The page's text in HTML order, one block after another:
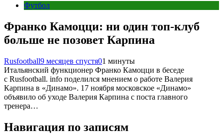
Футбол
Франко Камоцци: ни один топ-клуб
больше не позовет Карпина
Rusfootball9 месяцев спустя01 минуты
Итальянский функционер Франко Камоцци в беседе
с Rusfootball. info поделился мнением о работе Валерия
Карпина в «Динамо». 17 ноября московское «Динамо»
объявило об уходе Валерия Карпина с поста главного
тренера…
Навигация по записям